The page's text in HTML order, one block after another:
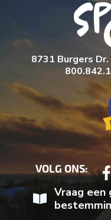
8731 Burgers
VOLG ONS:
Vraag een